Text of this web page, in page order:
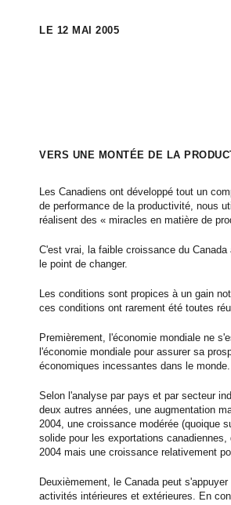
LE 12 MAI 2005
VERS UNE MONTÉE DE LA
Les Canadiens ont développé tout un
de performance de la productivité, nous
réalisent des « miracles en matière de
C'est vrai, la faible croissance du
le point de changer.
Les conditions sont propices à un gain
ces conditions ont rarement été toutes
Premièrement, l'économie mondiale ne
l'économie mondiale pour assurer sa
économiques incessantes dans le
Selon l'analyse par pays et par secteur
deux autres années, une augmentation
2004, une croissance modérée (quoique
solide pour les exportations
2004 mais une croissance relativement
Deuxièmement, le Canada peut
activités intérieures et extérieures. En